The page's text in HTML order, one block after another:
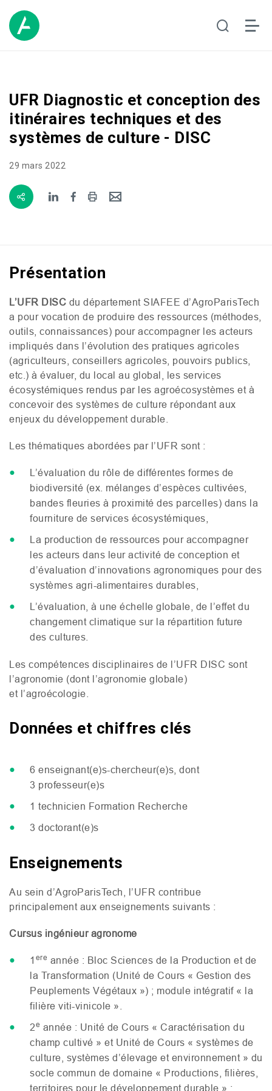
UFR Diagnostic et conception des
itinéraires techniques et des
systèmes de culture - DISC
29 mars 2022
Présentation
L’UFR DISC du département SIAFEE d’AgroParisTech
a pour vocation de produire des ressources (méthodes,
outils, connaissances) pour accompagner les acteurs
impliqués dans l’évolution des pratiques agricoles
(agriculteurs, conseillers agricoles, pouvoirs publics,
etc.) à évaluer, du local au global, les services
écosystémiques rendus par les agroécosystèmes et à
concevoir des systèmes de culture répondant aux
enjeux du développement durable.
Les thématiques abordées par l’UFR sont :
L’évaluation du rôle de différentes formes de
biodiversité (ex. mélanges d’espèces cultivées,
bandes fleuries à proximité des parcelles) dans la
fourniture de services écosystémiques,
La production de ressources pour accompagner
les acteurs dans leur activité de conception et
d’évaluation d’innovations agronomiques pour des
systèmes agri-alimentaires durables,
L’évaluation, à une échelle globale, de l’effet du
changement climatique sur la répartition future
des cultures.
Les compétences disciplinaires de l’UFR DISC sont
l’agronomie (dont l’agronomie globale)
et l’agroécologie.
Données et chiffres clés
6 enseignant(e)s-chercheur(e)s, dont
3 professeur(e)s
1 technicien Formation Recherche
3 doctorant(e)s
Enseignements
Au sein d’AgroParisTech, l’UFR contribue
principalement aux enseignements suivants :
Cursus ingénieur agronome
1 ere année : Bloc Sciences de la Production et de
la Transformation (Unité de Cours « Gestion des
Peuplements Végétaux ») ; module intégratif « la
filière viti-vinicole ».
2e année : Unité de Cours « Caractérisation du
champ cultivé » et Unité de Cours « systèmes de
culture, systèmes d’élevage et environnement » du
socle commun de domaine « Productions, filières,
territoires pour le développement durable » ;